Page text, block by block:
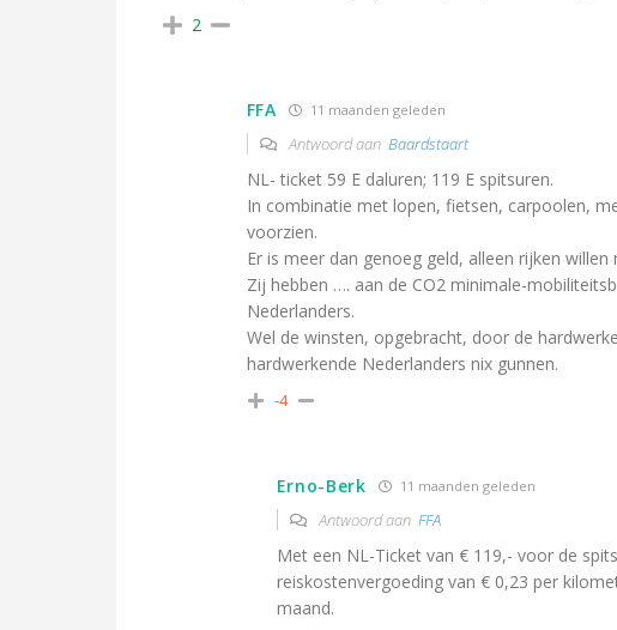
2
FFA 11 maanden geleden
Antwoord aan Baardstaart
NL- ticket 59 E daluren; 119 E spitsuren.
In combinatie met lopen, fietsen, carpoolen,
voorzien.
Er is meer dan genoeg geld, alleen rijken
Zij hebben …. aan de CO2 minimale-
Nederlanders.
Wel de winsten, opgebracht, door de
hardwerkende Nederlanders nix gunnen.
-4
Erno-Berk 11 maanden geleden
Antwoord aan FFA
Met een NL-Ticket van € 119,- voor de
reiskostenvergoeding van € 0,23 per
maand.